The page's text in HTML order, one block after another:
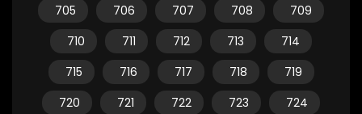
705
706 707 708
709
710
711 712 713
714
715
716 717 718
719
720
721 722 723
724